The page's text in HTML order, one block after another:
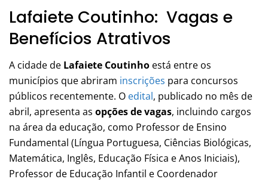
Lafaiete Coutinho: Vagas e
Benefícios Atrativos
A cidade de Lafaiete Coutinho está entre os
municípios que abriram inscrições para concursos
públicos recentemente. O edital, publicado no mês de
abril, apresenta as opções de vagas, incluindo cargos
na área da educação, como Professor de Ensino
Fundamental (Língua Portuguesa, Ciências Biológicas,
Matemática, Inglês, Educação Física e Anos Iniciais),
Professor de Educação Infantil e Coordenador